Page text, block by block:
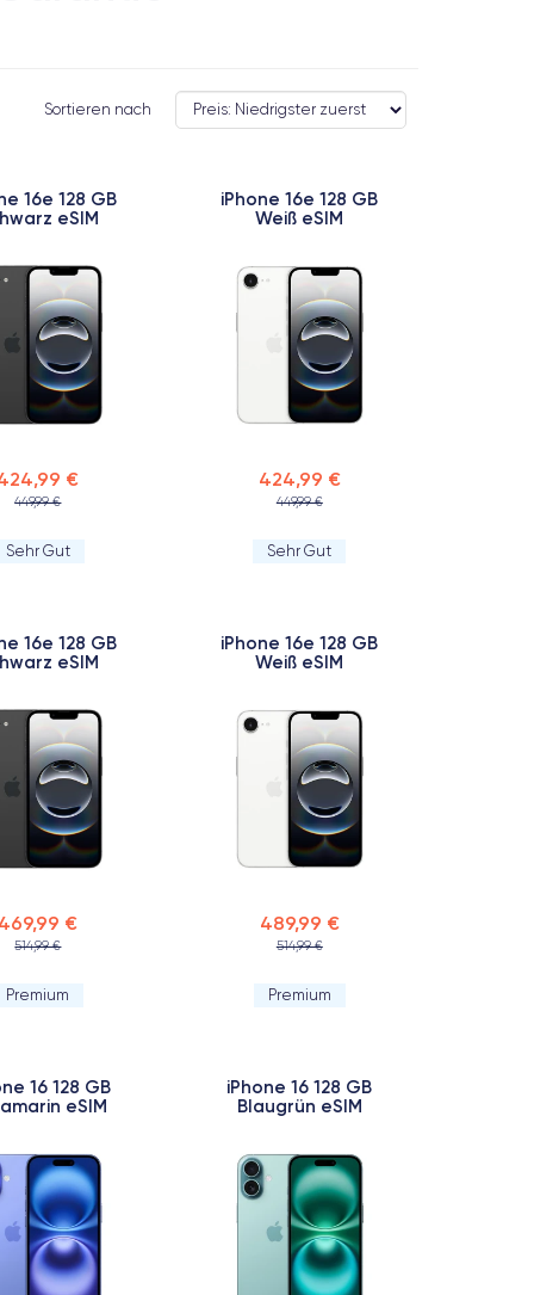
Sortieren nach
16e 128 GB
eSIM
€
449,99 €
Sehr Gut
iPhone 16e 128 GB
Weiß eSIM
424,99 €
449,99 €
Sehr Gut
16e 128 GB
eSIM
469,99 €
514,99 €
Premium
iPhone 16e 128 GB
Weiß eSIM
489,99 €
514,99 €
Premium
16 128 GB
eSIM
iPhone 16 128 GB
Blaugrün eSIM